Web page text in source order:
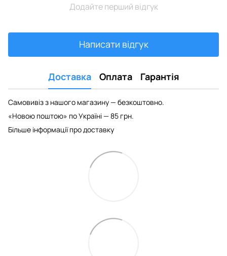
Додайте перший відгук
Написати відгук
Доставка Оплата Гарантія
Самовивіз з нашого магазину — безкоштовно.
«Новою поштою» по Україні — 85 грн.
Більше інформації про доставку